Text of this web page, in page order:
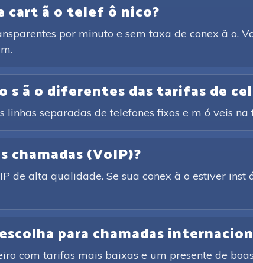
cart ã o telef ô nico?
por minuto e sem taxa de conex ã o.
ã o diferentes das tarifas de
linhas separadas de telefones fixos e m ó veis
chamadas (VoIP)?
de alta qualidade. Se sua conex ã o estiver
para chamadas
com tarifas mais baixas e um presente de